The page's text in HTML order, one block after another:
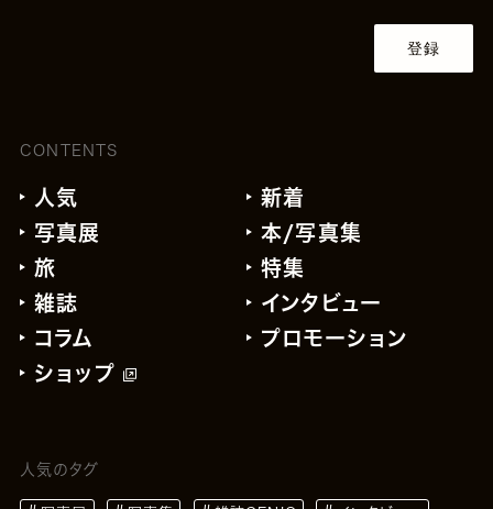
登録
CONTENTS
人気
新着
写真展
本/写真集
旅
特集
雑誌
インタビュー
コラム
プロモーション
ショップ
人気のタグ